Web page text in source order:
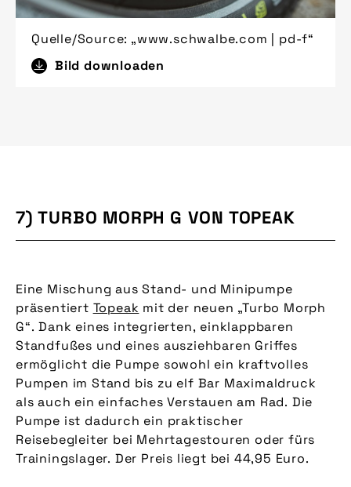
Quelle/Source: „www.schwalbe.com | pd-f“
Bild downloaden
7) TURBO MORPH G VON TOPEAK
Eine Mischung aus Stand- und Minipumpe
präsentiert Topeak mit der neuen „Turbo Morph
G“. Dank eines integrierten, einklappbaren
Standfußes und eines ausziehbaren Griffes
ermöglicht die Pumpe sowohl ein kraftvolles
Pumpen im Stand bis zu elf Bar Maximaldruck
als auch ein einfaches Verstauen am Rad. Die
Pumpe ist dadurch ein praktischer
Reisebegleiter bei Mehrtagestouren oder fürs
Trainingslager. Der Preis liegt bei 44,95 Euro.